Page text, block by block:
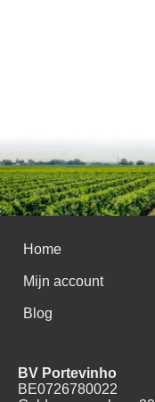
Home
Mijn account
Blog
BV Portevinho
BE0726780022